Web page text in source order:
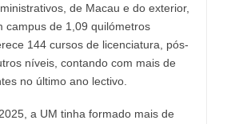
de Macau e do exterior,
campus de 1,09 quilómetros
144 cursos de licenciatura, pós-
níveis, contando com mais de
no último ano lectivo.
a UM tinha formado mais de